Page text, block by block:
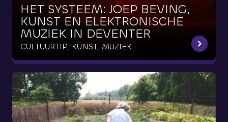
HET SYSTEEM: JOEP BEVING,
KUNST EN ELEKTRONISCHE
MUZIEK IN DEVENTER
CULTUURTIP, KUNST, MUZIEK